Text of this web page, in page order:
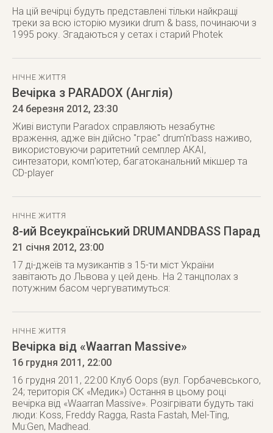
На цій вечірці будуть представлені тільки найкращі
треки за всю історію музики drum & bass, починаючи з
1995 року. Згадаються у сетах і старий Photek
НІЧНЕ ЖИТТЯ
Вечірка з PARADOX (Англія)
24 березня 2012, 23:30
Живі виступи Paradox справляють незабутнє
враження, адже він дійсно "грає" drum'n'bass наживо,
використовуючи раритетний семплер AKAI,
синтезатори, комп'ютер, багатоканальний мікшер та
CD-player
НІЧНЕ ЖИТТЯ
8-ий Всеукраїнський DRUMANDBASS Парад
21 січня 2012, 23:00
17 ді-джеїв та музикантів з 15-ти міст України
завітають до Львова у цей день. На 2 танцполах з
потужним басом чергуватимуться:
НІЧНЕ ЖИТТЯ
Вечірка від «Waarran Massive»
16 грудня 2011 , 22:00
16 грудня 2011, 22:00 Клуб Oops (вул. Горбачевського,
24; територія СК «Медик») Остання в цьому році
вечірка від «Waarran Massive». Розігрівати будуть такі
люди: Koss, Freddy Ragga, Rasta Fastah, Mel-Ting,
Mu:Gen, Madhead.